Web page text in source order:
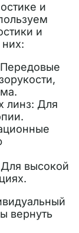
и
и
линз: Для
высокой
вернуть